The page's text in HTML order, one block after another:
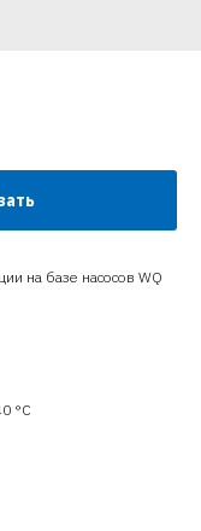
на базе насосов WQ
°С